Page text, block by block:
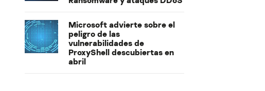
Microsoft advierte sobre el
peligro de las
vulnerabilidades de
ProxyShell descubiertas en
abril